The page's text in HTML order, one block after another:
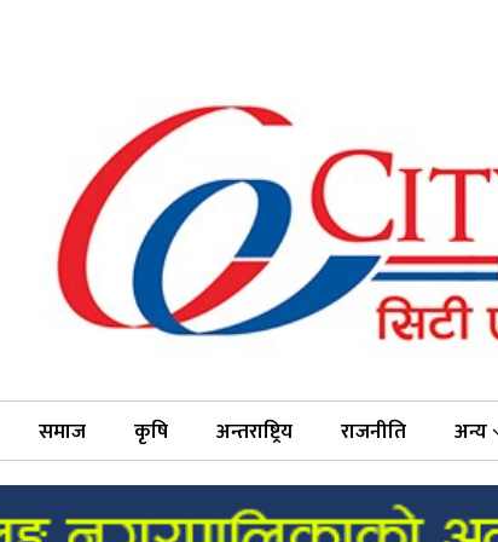
समाज कृषि अन्तराष्ट्रिय राजनीति अन्य